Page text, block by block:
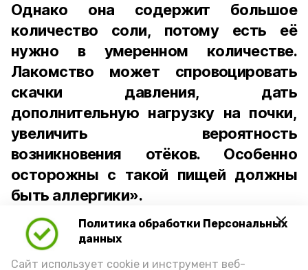
Политика обработки Персональных
данных
Сайт использует cookie и инструмент веб-
Однако она содержит большое
количество соли, потому есть её
нужно в умеренном количестве.
Лакомство может спровоцировать
скачки давления, дать
дополнительную нагрузку на почки,
увеличить вероятность
возникновения отёков. Особенно
осторожны с такой пищей должны
быть аллергики».
Для взрослого человека безопасной
порцией икры считается 30-50 граммов
(2-3 ложки). При этом следует обратить